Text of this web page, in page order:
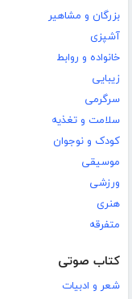
بزرگان و مشاهیر
آشپزی
خانواده و روابط
زیبایی
سرگرمی
سلامت و تغذیه
کودک و نوجوان
موسیقی
ورزشی
هنری
متفرقه
کتاب صوتی
شعر و ادبیات